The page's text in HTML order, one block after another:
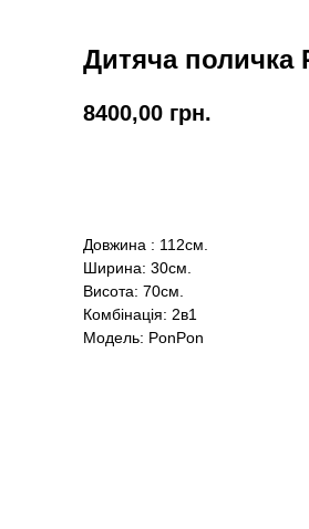
Дитяча поличка
8400,00 грн.
Довжина : 112см.
Ширина: 30см.
Висота: 70см.
Комбінація: 2в1
Модель: PonPon